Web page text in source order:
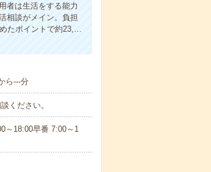
者は生活をする能力
相談がメイン。負担
たポイントで約23,…
ら---分
ください。
～18:00早番 7:00～1